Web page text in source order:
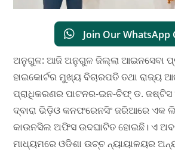
Join Our WhatsApp
ଅନୁଗୁଳ: ଆଜି ଅନୁଗୁଳ ଜିଲ୍ଲା ଆଇନସେବା
ହାଇକୋର୍ଟର ମୁଖ୍ୟ ବିଚାରପତି ତଥା ରାଜ୍ୟ
ପ୍ରାଧିକରଣର ପାଟନର-ଇନ-ଚିଫ୍ ଡ.
ଦ୍ବାରା ଭିଡ଼ିଓ କନଫରେନସିଂ ଜରିଆରେ ଏକ
କାଉନସିଲ ଅଫିସ ଉଦଘାଟିତ ହୋଇଛି। ଏ
ମାଧ୍ୟମରେ ଓଡିଶା ଉଚ୍ଚ ନ୍ୟାୟାଳୟର